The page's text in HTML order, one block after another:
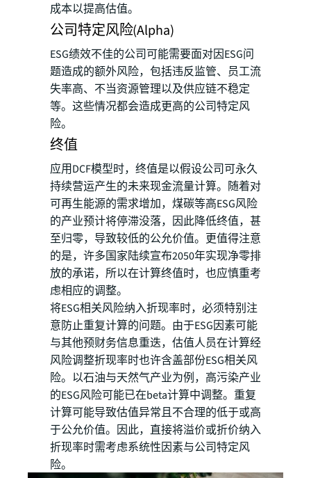
成本以提高估值。
公司特定风险(Alpha)
ESG绩效不佳的公司可能需要面对因ESG问
题造成的额外风险，包括违反监管、员工流
失率高、不当资源管理以及供应链不稳定
等。这些情况都会造成更高的公司特定风
险。
终值
应用DCF模型时，终值是以假设公司可永久
持续营运产生的未来现金流量计算。随着对
可再生能源的需求增加，煤碳等高ESG风险
的产业预计将停滞没落，因此降低终值，甚
至归零，导致较低的公允价值。更值得注意
的是，许多国家陆续宣布2050年实现净零排
放的承诺，所以在计算终值时，也应慎重考
虑相应的调整。
将ESG相关风险纳入折现率时，必须特别注
意防止重复计算的问题。由于ESG因素可能
与其他预财务信息重迭，估值人员在计算经
风险调整折现率时也许含盖部份ESG相关风
险。以石油与天然气产业为例，高污染产业
的ESG风险可能已在beta计算中调整。重复
计算可能导致估值异常且不合理的低于或高
于公允价值。因此，直接将溢价或折价纳入
折现率时需考虑系统性因素与公司特定风
险。